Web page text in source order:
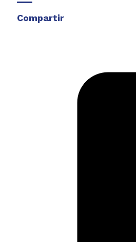
Compartir